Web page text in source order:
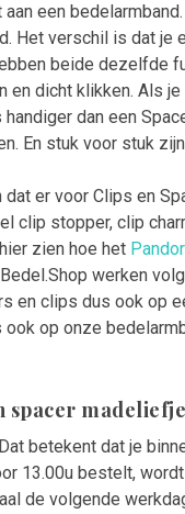
een
Het verschil is dat je
beide dezelfde
en dicht klikken. Als
dan een
En stuk voor stuk
er voor Clips en
clip stopper, clip
zien hoe het
werken
en clips dus ook op
op onze
spacer
betekent dat je
13.00u bestelt,
de volgende